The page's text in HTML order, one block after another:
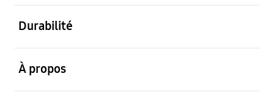
Durabilité
À propos